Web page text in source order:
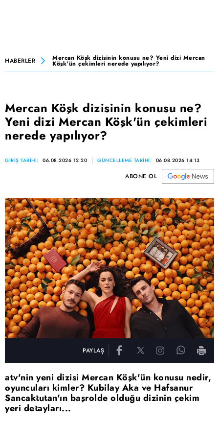
HABERLER Mercan Köşk dizisinin konusu ne? Yeni dizi Mercan
Köşk'ün çekimleri nerede yapılıyor?
Mercan Köşk dizisinin konusu ne?
Yeni dizi Mercan Köşk'ün çekimleri
nerede yapılıyor?
GİRİŞ TARİHİ: 06.08.2026 12:20 GÜNCELLEME TARİHİ: 06.08.2026 14:13
ABONE OL
PAYLAŞ
atv'nin yeni dizisi Mercan Köşk'ün konusu nedir,
oyuncuları kimler? Kubilay Aka ve Hafsanur
Sancaktutan'ın başrolde olduğu dizinin çekim
yeri detayları...